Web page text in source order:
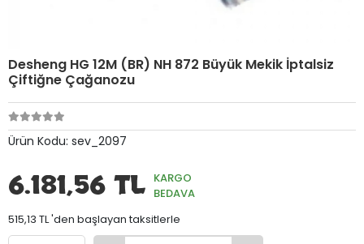
Desheng HG 12M (BR) NH 872 Büyük Mekik İptalsiz
Çiftiğne Çağanozu
Ürün Kodu: sev_2097
6.181,56 TL KARGO
BEDAVA
515,13 TL 'den başlayan taksitlerle